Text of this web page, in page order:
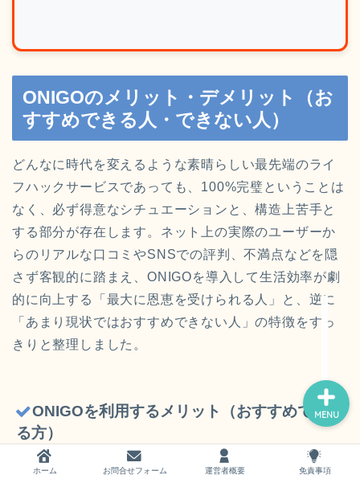
ONIGOのメリット・デメリット（お
すすめできる人・できない人）
どんなに時代を変えるような素晴らしい最先端のライ
フハックサービスであっても、100%完璧ということは
なく、必ず得意なシチュエーションと、構造上苦手と
する部分が存在します。ネット上の実際のユーザーか
らのリアルな口コミやSNSでの評判、不満点などを隠
さず客観的に踏まえ、ONIGOを導入して生活効率が劇
的に向上する「最大に恩恵を受けられる人」と、逆に
「あまり現状ではおすすめできない人」の特徴をすっ
きりと整理しました。
ONIGOを利用するメリット（おすすめでき
る方）
ONIGOを生活に組み込むことで、これまでの買い物に
ホーム お問合せフォーム 運営者概要 免責事項
MENU
ホーム
お問い合わせ
運営者概要